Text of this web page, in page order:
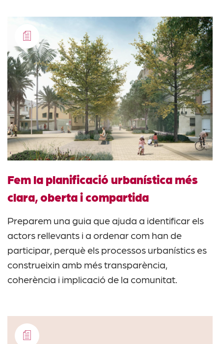
Fem la planificació urbanística més
clara, oberta i compartida
Preparem una guia que ajuda a identificar els
actors rellevants i a ordenar com han de
participar, perquè els processos urbanístics es
construeixin amb més transparència,
coherència i implicació de la comunitat.